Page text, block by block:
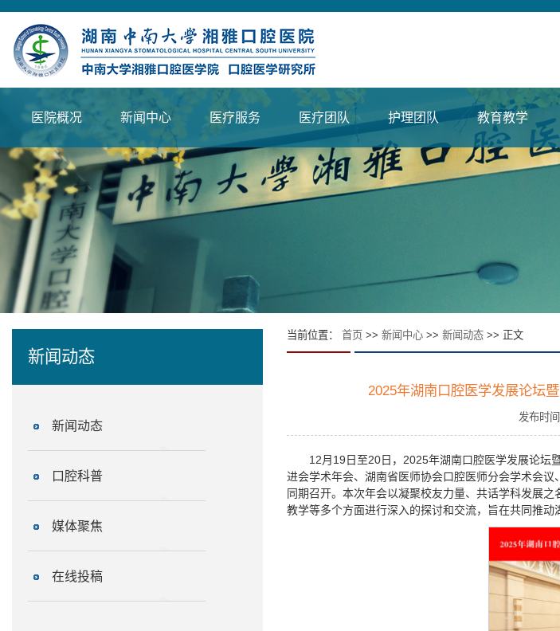
医院概况 新闻中心 医疗服务 医疗团队 护理团队 教育教学
新闻动态
新闻动态
口腔科普
媒体聚焦
在线投稿
当前位置： 首页 >> 新闻中心 >> 新闻动态 >> 正文
2025年湖南口腔医学发展论坛
发布时
12月19日至20日，2025年湖南口腔医学发展论坛
进会学术年会、湖南省医师协会口腔医师分会学术会
同期召开。本次年会以凝聚校友力量、共话学科发展
教学等多个方面进行深入的探讨和交流，旨在共同推动